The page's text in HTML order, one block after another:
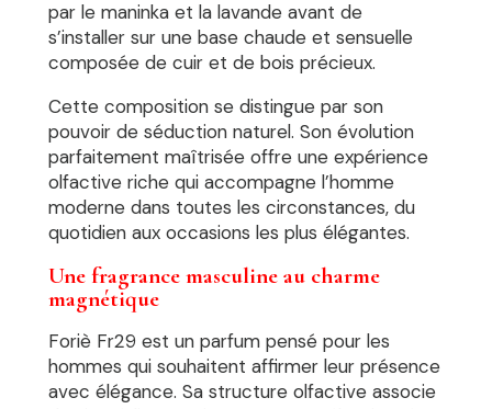
par le maninka et la lavande avant de
s’installer sur une base chaude et sensuelle
composée de cuir et de bois précieux.
Cette composition se distingue par son
pouvoir de séduction naturel. Son évolution
parfaitement maîtrisée offre une expérience
olfactive riche qui accompagne l’homme
moderne dans toutes les circonstances, du
quotidien aux occasions les plus élégantes.
Une fragrance masculine au charme
magnétique
Foriè Fr29 est un parfum pensé pour les
hommes qui souhaitent affirmer leur présence
avec élégance. Sa structure olfactive associe